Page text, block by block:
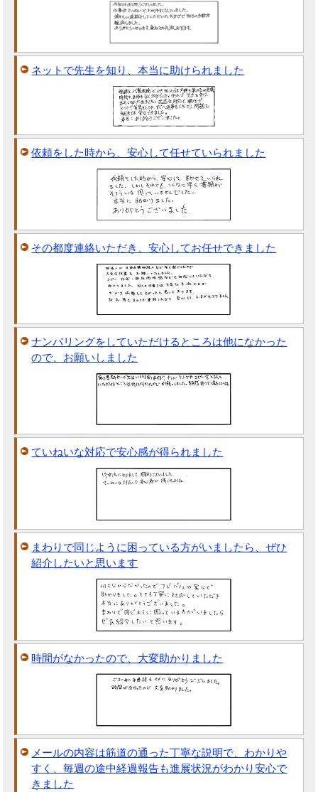
ネットで先生を知り、本当に助けられました
依頼をした時から、安心して任せていられました
その都度連絡いただき、安心してお任せできました
ナンバリングをしていただけるところは他になかった
ので、お願いしました
ていねいな対応で安心感が得られました
まわりで同じように困っている方がいましたら、ぜひ
紹介したいと思います
時間がなかったので、大変助かりました
メールの内容は筋道の通った丁寧な説明で、わかりや
すく、毎週の途中経過報告も進展状況がわかり安心で
きました